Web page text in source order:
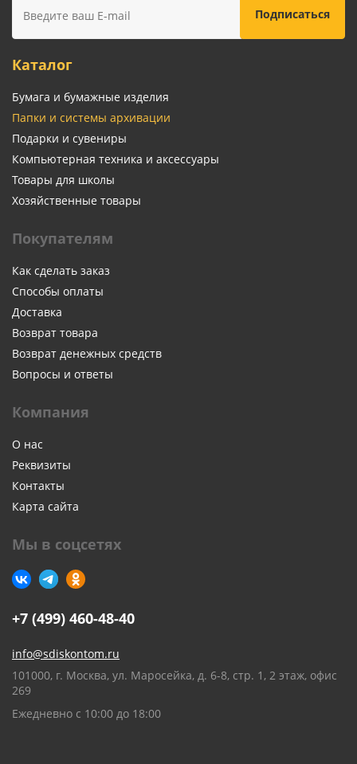
Каталог
Бумага и бумажные изделия
Папки и системы архивации
Подарки и сувениры
Компьютерная техника и аксессуары
Товары для школы
Хозяйственные товары
Покупателям
Как сделать заказ
Способы оплаты
Доставка
Возврат товара
Возврат денежных средств
Вопросы и ответы
Компания
О нас
Реквизиты
Контакты
Карта сайта
Мы в соцсетях
+7 (499) 460-48-40
info@sdiskontom.ru
101000, г. Москва, ул. Маросейка, д. 6-8, стр. 1, 2 этаж, офис
269
Ежедневно с 10:00 до 18:00